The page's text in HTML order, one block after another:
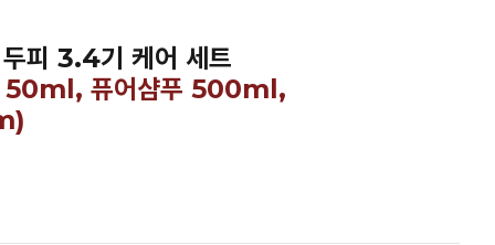
피 3.4기 케어 세트
50ml, 퓨어샴푸 500ml,